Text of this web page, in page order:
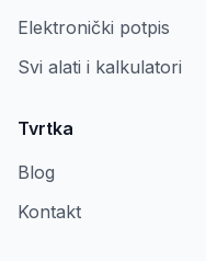
Elektronički potpis
Svi alati i kalkulatori
Tvrtka
Blog
Kontakt